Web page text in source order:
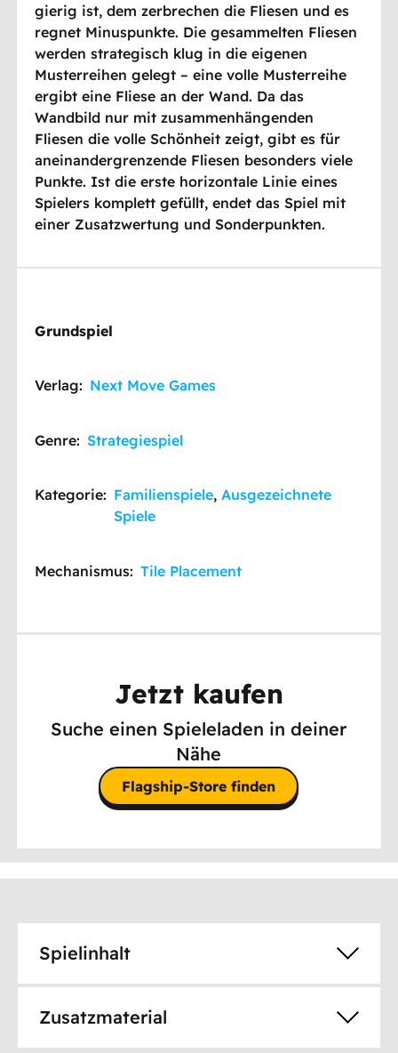
gierig ist, dem zerbrechen die Fliesen und es
regnet Minuspunkte. Die gesammelten Fliesen
werden strategisch klug in die eigenen
Musterreihen gelegt – eine volle Musterreihe
ergibt eine Fliese an der Wand. Da das
Wandbild nur mit zusammenhängenden
Fliesen die volle Schönheit zeigt, gibt es für
aneinandergrenzende Fliesen besonders viele
Punkte. Ist die erste horizontale Linie eines
Spielers komplett gefüllt, endet das Spiel mit
einer Zusatzwertung und Sonderpunkten.
Grundspiel
Verlag: Next Move Games
Genre: Strategiespiel
Kategorie: Familienspiele,Ausgezeichnete
Spiele
Mechanismus: Tile Placement
Jetzt kaufen
Suche einen Spieleladen in deiner
Nähe
Flagship-Store finden
Spielinhalt
Zusatzmaterial